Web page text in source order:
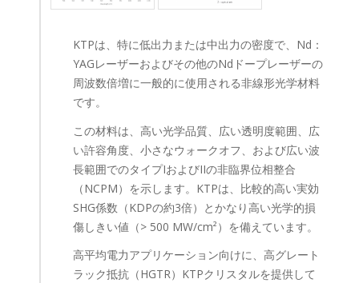
KTPは、特に低出力または中出力の密度で、Nd：
YAGレーザーおよびその他のNdドープレーザーの
周波数倍増に一般的に使用される非線形光学材料
です。
この材料は、高い光学品質、広い透明度範囲、広
い許容角度、小さなウォークオフ、および広い波
長範囲でのタイプIおよびIIの非臨界位相整合
（NCPM）を示します。KTPは、比較的高い実効
SHG係数（KDPの約3倍）とかなり高い光学的損
傷しきい値（> 500 MW/cm²）を備えています。
高平均電力アプリケーション向けに、高グレート
ラック抵抗（HGTR）KTPクリスタルを提供して